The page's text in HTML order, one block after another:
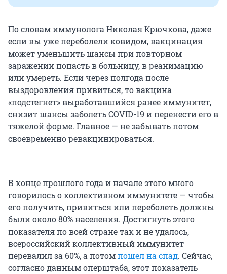
По словам иммунолога Николая Крючкова, даже
если вы уже переболели ковидом, вакцинация
может уменьшить шансы при повторном
заражении попасть в больницу, в реанимацию
или умереть. Если через полгода после
выздоровления привиться, то вакцина
«подстегнет» выработавшийся ранее иммунитет,
снизит шансы заболеть COVID-19 и перенести его в
тяжелой форме. Главное — не забывать потом
своевременно ревакцинироваться.
В конце прошлого года и начале этого много
говорилось о коллективном иммунитете — чтобы
его получить, привиться или переболеть должны
были около 80% населения. Достигнуть этого
показателя по всей стране так и не удалось,
всероссийский коллективный иммунитет
перевалил за 60%, а потомпошел на спад. Сейчас,
согласно данным оперштаба, этот показатель